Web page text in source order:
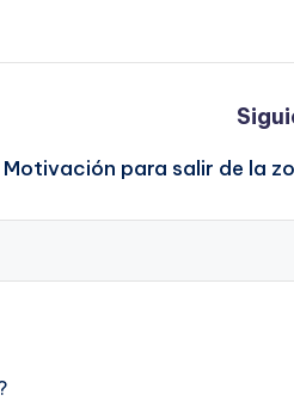
Motivación para salir de la